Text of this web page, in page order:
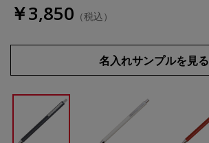
￥3,850 （税込）
名入れサンプルを見る